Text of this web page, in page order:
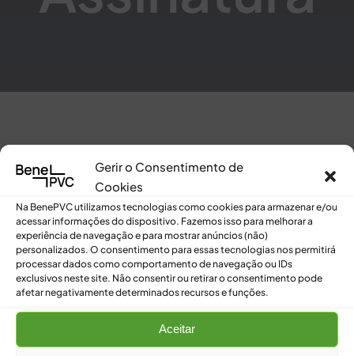
Gerir o Consentimento de
Cookies
Na BenePVC utilizamos tecnologias como cookies para armazenar e/ou
acessar informações do dispositivo. Fazemos isso para melhorar a
experiência de navegação e para mostrar anúncios (não)
personalizados. O consentimento para essas tecnologias nos permitirá
processar dados como comportamento de navegação ou IDs
exclusivos neste site. Não consentir ou retirar o consentimento pode
afetar negativamente determinados recursos e funções.
Aceitar
[pmpro_cancel]